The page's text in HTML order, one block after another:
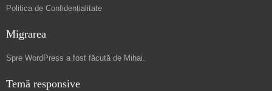
Politica de Confidențialitate
Migrarea
Spre WordPress a fost făcută de Mihai
Temă responsive